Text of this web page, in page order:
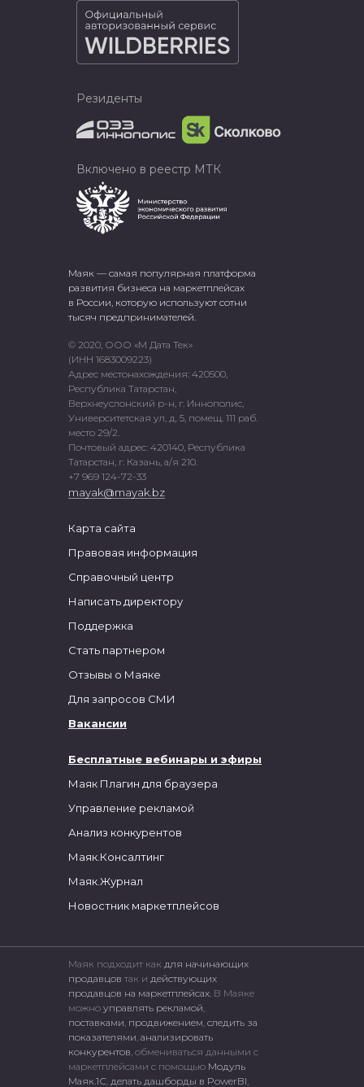
Маяк — самая популярная платформа
развития бизнеса на маркетплейсах
в России, которую используют сотни
тысяч предпринимателей.
© 2020, ООО «М Дата Тек»
(ИНН 1683009223)
Адрес местонахождения: 420500,
Республика Татарстан,
Верхнеуслонский р-н, г. Иннополис,
Университетская ул, д. 5, помещ. 111 раб.
место 29/2.
Почтовый адрес: 420140, Республика
Татарстан, г. Казань, а/я 210.
+7 969 124-72-33
mayak@mayak.bz
Бесплатные вебинары и эфиры
Маяк Плагин для браузера
Управление рекламой
Анализ конкурентов
Маяк.Консалтинг
Маяк.Журнал
Новостник маркетплейсов
Карта сайта
Правовая информация
Справочный центр
Написать директору
Поддержка
Стать партнером
Отзывы о Маяке
Для запросов СМИ
Вакансии
Резиденты
Включено в реестр МТК
Маяк подходит как для начинающих
продавцов так и действующих
продавцов на маркетплейсах. В Маяке
можно управлять рекламой,
поставками, продвижением, следить за
показателями, анализировать
конкурентов, обмениваться данными с
маркетплейсами c помощью Модуль
Маяк.1С, делать дашборды в PowerBI,